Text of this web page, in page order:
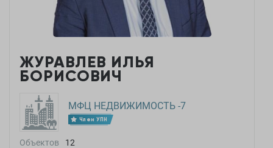
ЖУРАВЛЕВ ИЛЬЯ
БОРИСОВИЧ
МФЦ НЕДВИЖИМОСТЬ -7
Член УПН
Объектов
12